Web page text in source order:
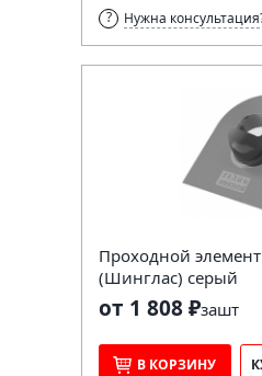
Нужна
Проходной
(Шинглас) серый
от 1 808 ₽зашт
В КОРЗИНУ